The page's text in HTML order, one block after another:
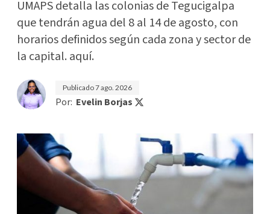
UMAPS detalla las colonias de Tegucigalpa
que tendrán agua del 8 al 14 de agosto, con
horarios definidos según cada zona y sector de
la capital. aquí.
Publicado7 ago. 2026
Por: Evelin Borjas